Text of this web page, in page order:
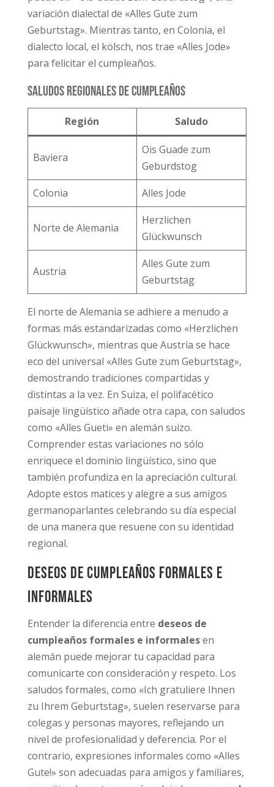
variación dialectal de «Alles Gute zum
Geburtstag». Mientras tanto, en Colonia, el
dialecto local, el kölsch, nos trae «Alles Jode»
para felicitar el cumpleaños.
Saludos regionales de cumpleaños
Región Saludo
Baviera
Ois Guade zum
Geburdstog
Colonia
Alles Jode
Norte de Alemania
Herzlichen
Glückwunsch
Austria
Alles Gute zum
Geburtstag
El norte de Alemania se adhiere a menudo a
formas más estandarizadas como «Herzlichen
Glückwunsch», mientras que Austria se hace
eco del universal «Alles Gute zum Geburtstag»,
demostrando tradiciones compartidas y
distintas a la vez. En Suiza, el polifacético
paisaje lingüístico añade otra capa, con saludos
como «Alles Gueti» en alemán suizo.
Comprender estas variaciones no sólo
enriquece el dominio lingüístico, sino que
también profundiza en la apreciación cultural.
Adopte estos matices y alegre a sus amigos
germanoparlantes celebrando su día especial
de una manera que resuene con su identidad
regional.
Deseos de cumpleaños formales e
informales
Entender la diferencia entre deseos de
cumpleaños formales e informalesen
alemán puede mejorar tu capacidad para
comunicarte con consideración y respeto. Los
saludos formales, como «Ich gratuliere Ihnen
zu Ihrem Geburtstag», suelen reservarse para
colegas y personas mayores, reflejando un
nivel de profesionalidad y deferencia. Por el
contrario, expresiones informales como «Alles
Gute!» son adecuadas para amigos y familiares,